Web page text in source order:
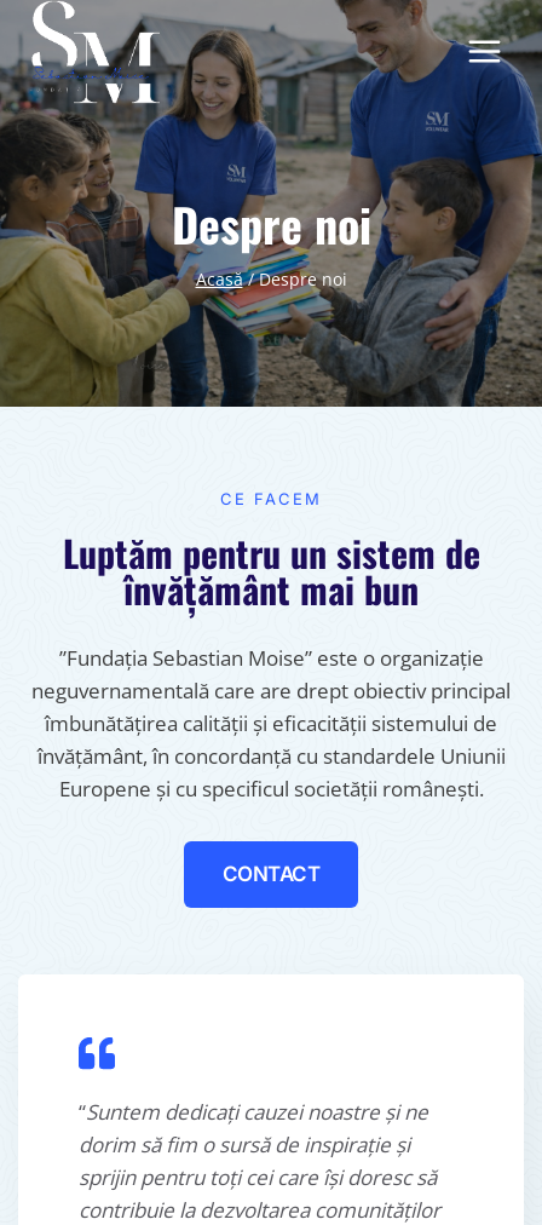
Skip
content
Despre noi
Acasă / Despre noi
CE FACEM
Luptăm pentru un sistem de
învățământ mai bun
”Fundația Sebastian Moise” este o organizație
neguvernamentală care are drept obiectiv principal
îmbunătățirea calității și eficacității sistemului de
învățământ, în concordanță cu standardele Uniunii
Europene și cu specificul societății românești.
CONTACT
“Suntem dedicați cauzei noastre și ne
dorim să fim o sursă de inspirație și
sprijin pentru toți cei care își doresc să
contribuie la dezvoltarea comunităților